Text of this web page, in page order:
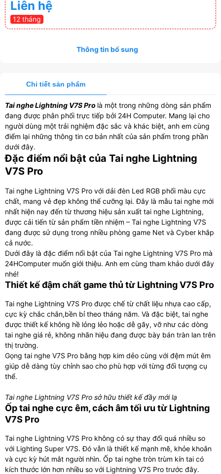
Liên hệ
12 tháng
Thông tin bổ sung
Chi tiết sản phẩm
Tai nghe Lightning V7S Pro là một trong những dòng sản phẩm
đang được phân phối trực tiếp bởi 24H Computer. Mang lại cho
người dùng một trải nghiệm đặc sắc và khác biệt, anh em cùng
điểm lại những thông tin cơ bản nhất của sản phẩm trong phần
dưới đây.
Đặc điểm nổi bật của Tai nghe Lightning
V7S Pro
Tai nghe Lightning V7S Pro với dải đèn Led RGB phối màu cực
chất, mang vẻ đẹp không thể cưỡng lại. Đây là mẫu tai nghe mới
nhất hiện nay đến từ thương hiệu sản xuất tai nghe Lightning,
được cải tiến từ sản phẩm tiền nhiệm – Tai nghe Lightning V7S
đang được sử dụng trong nhiều phòng game Net và Cyber khắp
cả nước.
Dưới đây là đặc điểm nổi bật của Tai nghe Lightning V7S Pro mà
24HComputer muốn giới thiệu. Anh em cùng tham khảo dưới đây
nhé!
Thiết kế đậm chất game thủ từ Lightning V7S Pro
Tai nghe Lightning V7S Pro được chế từ chất liệu nhựa cao cấp,
cực kỳ chắc chắn,bền bỉ theo tháng năm. Và đặc biệt, tai nghe
được thiết kế không hề lỏng lẻo hoặc dễ gãy, vỡ như các dòng
tai nghe giá rẻ, không nhãn hiệu đang được bày bán tràn lan trên
thị trường.
Gọng tai nghe V7S Pro bằng hợp kim dẻo cùng với đệm mút êm
giúp dễ dàng tùy chỉnh sao cho phù hợp với từng đối tượng cụ
thể.
Tai nghe Lightning V7S Pro sở hữu thiết kế đầy mới lạ
Ốp tai nghe cực êm, cách âm tối ưu từ Lightning
V7S Pro
Tai nghe Lightning V7S Pro không có sự thay đổi quá nhiều so
với Lighting Super V7S. Đó vẫn là thiết kế mạnh mẽ, khỏe khoắn
và cực kỳ hút mắt người nhìn. Ốp tai nghe tròn trùm kín tai có
kích thước lớn hơn nhiều so với Lightning V7S Pro trước đây.